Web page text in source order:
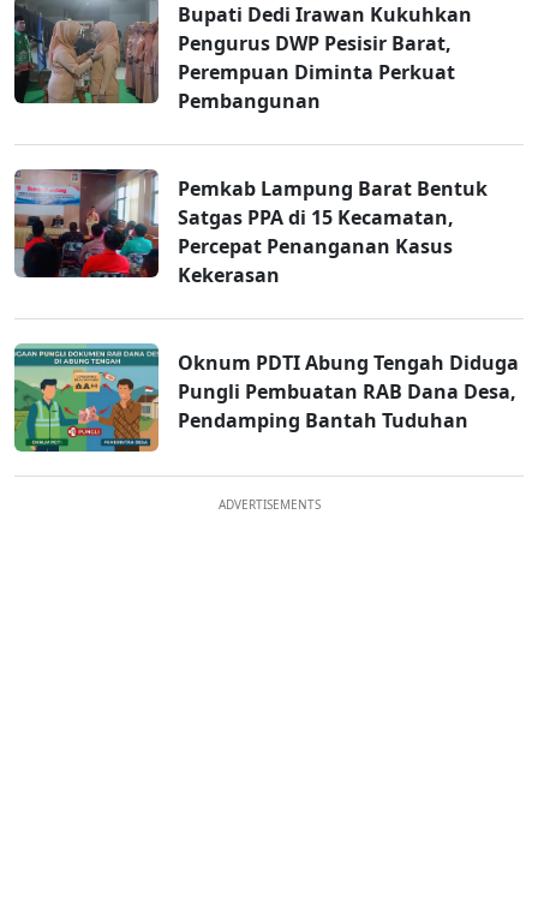
Bupati Dedi Irawan Kukuhkan
Pengurus DWP Pesisir Barat,
Perempuan Diminta Perkuat
Pembangunan
Pemkab Lampung Barat Bentuk
Satgas PPA di 15 Kecamatan,
Percepat Penanganan Kasus
Kekerasan
Oknum PDTI Abung Tengah Diduga
Pungli Pembuatan RAB Dana Desa,
Pendamping Bantah Tuduhan
ADVERTISEMENTS